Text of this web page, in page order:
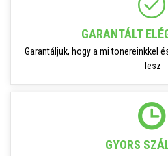
GARANTÁLT
Garantáljuk, hogy a mi tonereinkkel
lesz
GYORS